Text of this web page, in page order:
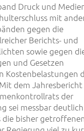
Druck und
mit
gegen die
Berichts- und
sowie gegen
und Gesetzen
Kostenbelastungen
dem Jahresbericht
der
sei messbar deutlich
die bisher